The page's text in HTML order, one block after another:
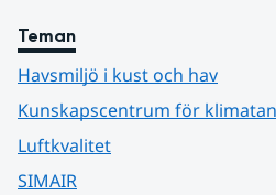
Teman
Havsmiljö i kust och hav
Kunskapscentrum för
Luftkvalitet
SIMAIR